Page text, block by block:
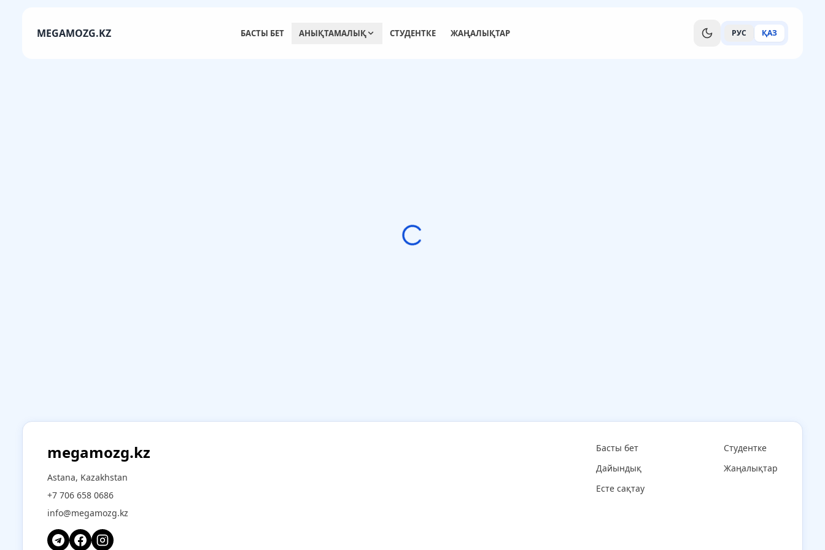
MEGAMOZG.KZ БАСТЫ БЕТ АНЫҚТАМАЛЫҚ СТУДЕНТКЕ ЖАҢАЛЫҚТАР РУС ҚАЗ
megamozg.kz
Astana, Kazakhstan
+7 706 658 0686
info@megamozg.kz
Басты бет
Дайындық
Есте сақтау
Студентке
Жаңалықтар